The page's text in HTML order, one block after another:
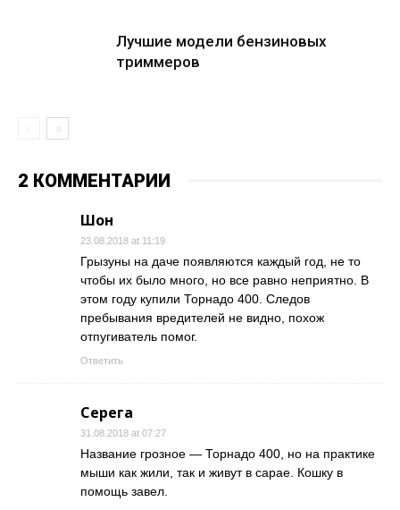
Лучшие модели бензиновых
триммеров
2 КОММЕНТАРИИ
Шон
23.08.2018 at 11:19
Грызуны на даче появляются каждый год, не то
чтобы их было много, но все равно неприятно. В
этом году купили Торнадо 400. Следов
пребывания вредителей не видно, похож
отпугиватель помог.
Ответить
Серега
31.08.2018 at 07:27
Название грозное — Торнадо 400, но на практике
мыши как жили, так и живут в сарае. Кошку в
помощь завел.